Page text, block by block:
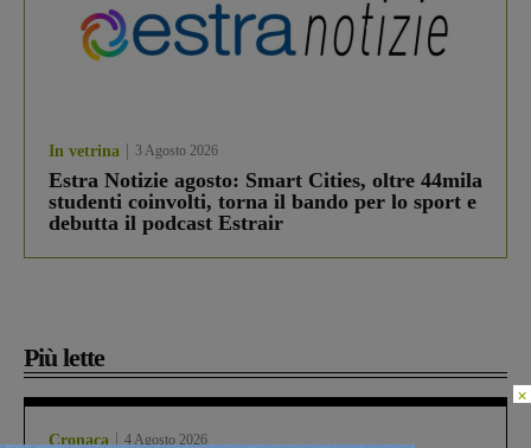
In vetrina 3 Agosto 2026
Estra Notizie agosto: Smart Cities, oltre 44mila
studenti coinvolti, torna il bando per lo sport e
debutta il podcast Estrair
Più lette
Cronaca 4 Agosto 2026
×